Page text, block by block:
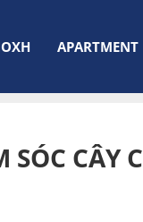
APARTMENT
CÂY